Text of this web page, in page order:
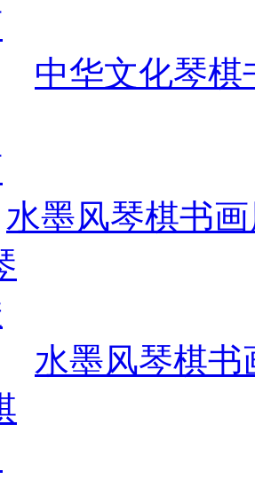
中华文化琴棋
水墨风琴棋书
水墨风琴棋书